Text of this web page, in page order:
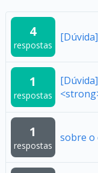
4
respostas
1
respostas
1
respostas
sobre o